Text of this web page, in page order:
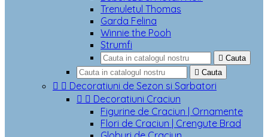
Trenuletul Thomas
Garda Felina
Winnie the Pooh
Strumfi
 Cauta
 Cauta
  Decoratiuni de Sezon si Sarbatori
  Decoratiuni Craciun
Figurine de Craciun | Ornamente
Flori de Craciun | Crengute Brad